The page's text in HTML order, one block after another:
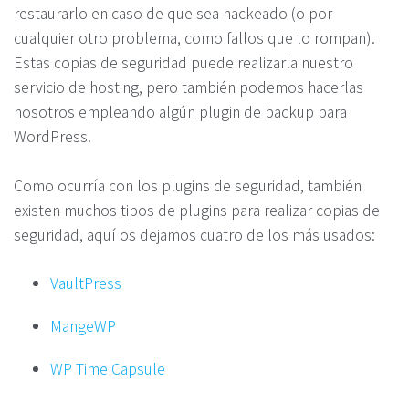
restaurarlo en caso de que sea hackeado (o por
cualquier otro problema, como fallos que lo rompan).
Estas copias de seguridad puede realizarla nuestro
servicio de hosting, pero también podemos hacerlas
nosotros empleando algún plugin de backup para
WordPress.
Como ocurría con los plugins de seguridad, también
existen muchos tipos de plugins para realizar copias de
seguridad, aquí os dejamos cuatro de los más usados:
VaultPress
MangeWP
WP Time Capsule